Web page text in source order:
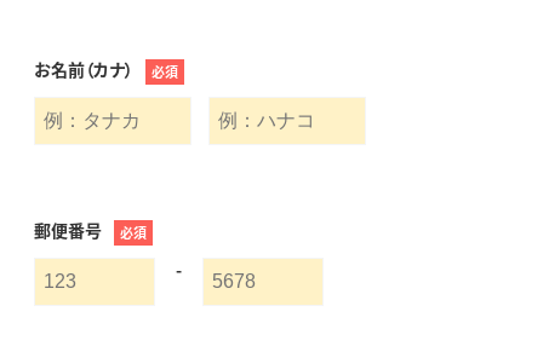
お名前（カナ） 必須
郵便番号 必須
-